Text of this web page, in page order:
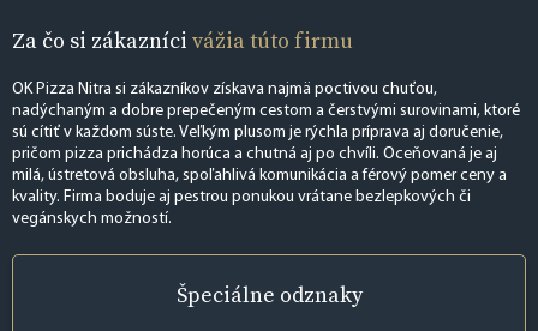
Za čo si zákazníci vážia túto firmu
OK Pizza Nitra si zákazníkov získava najmä poctivou chuťou,
nadýchaným a dobre prepečeným cestom a čerstvými surovinami, ktoré
sú cítiť v každom súste. Veľkým plusom je rýchla príprava aj doručenie,
pričom pizza prichádza horúca a chutná aj po chvíli. Oceňovaná je aj
milá, ústretová obsluha, spoľahlivá komunikácia a férový pomer ceny a
kvality. Firma boduje aj pestrou ponukou vrátane bezlepkových či
vegánskych možností.
Špeciálne odznaky